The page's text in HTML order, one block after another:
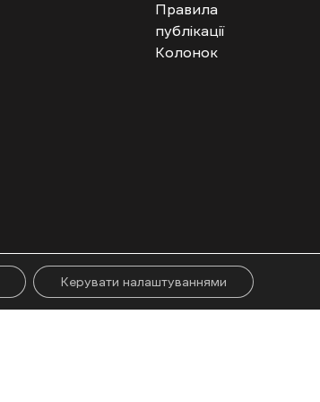
Правила
публікації
Колонок
Керувати налаштуваннями